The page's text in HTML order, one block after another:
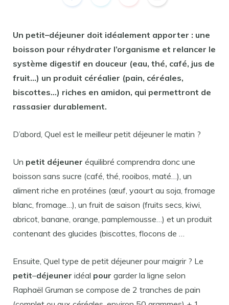
Un petit–déjeuner doit idéalement apporter : une
boisson pour réhydrater l’organisme et relancer le
système digestif en douceur (eau, thé, café, jus de
fruit…) un produit céréalier (pain, céréales,
biscottes…) riches en amidon, qui permettront de
rassasier durablement.
D’abord, Quel est le meilleur petit déjeuner le matin ?
Un petit déjeuner équilibré comprendra donc une
boisson sans sucre (café, thé, rooibos, maté…), un
aliment riche en protéines (œuf, yaourt au soja, fromage
blanc, fromage…), un fruit de saison (fruits secs, kiwi,
abricot, banane, orange, pamplemousse…) et un produit
contenant des glucides (biscottes, flocons de …
Ensuite, Quel type de petit déjeuner pour maigrir ? Le
petit–déjeuner idéal pour garder la ligne selon
Raphaël Gruman se compose de 2 tranches de pain